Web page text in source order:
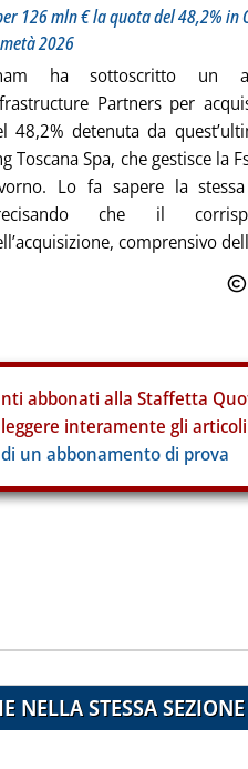
126 mln € la quota del 48,2% in
2026
ha sottoscritto un
Partners per
48,2% detenuta da
Toscana Spa, che gestisce la
Lo fa sapere la
che il
comprensivo
abbonati alla Staffetta
interamente gli
un abbonamento di prova
NELLA STESSA SEZIONE